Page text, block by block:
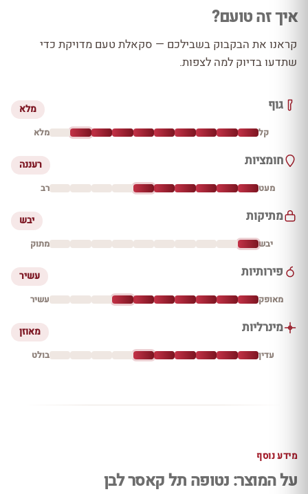
איך זה טועם?
קראנו את הבקבוק בשבילכם — סקאלת טעם מדויקת כדי
שתדעו בדיוק למה לצפות.
גוף מלא
קל מלא
חומציות רעננה
מעט רב
מתיקות יבש
יבש מתוק
פירותיות עשיר
מאופק עשיר
מינרליות מאוזן
עדין בולט
מידע נוסף
על המוצר: נטופה תל קאסר לבן